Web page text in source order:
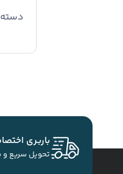
باربـری
تحویل سریع